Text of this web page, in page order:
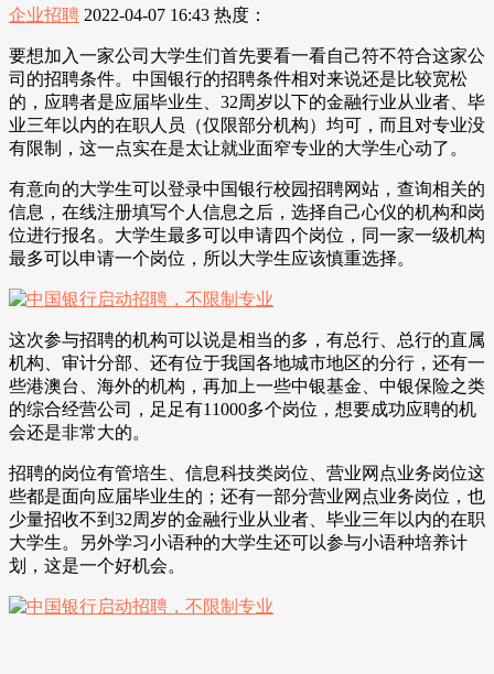
企业招聘 2022-04-07 16:43 热度：
要想加入一家公司大学生们首先要看一看自己符不符合这家公
司的招聘条件。中国银行的招聘条件相对来说还是比较宽松
的，应聘者是应届毕业生、32周岁以下的金融行业从业者、毕
业三年以内的在职人员（仅限部分机构）均可，而且对专业没
有限制，这一点实在是太让就业面窄专业的大学生心动了。
有意向的大学生可以登录中国银行校园招聘网站，查询相关的
信息，在线注册填写个人信息之后，选择自己心仪的机构和岗
位进行报名。大学生最多可以申请四个岗位，同一家一级机构
最多可以申请一个岗位，所以大学生应该慎重选择。
这次参与招聘的机构可以说是相当的多，有总行、总行的直属
机构、审计分部、还有位于我国各地城市地区的分行，还有一
些港澳台、海外的机构，再加上一些中银基金、中银保险之类
的综合经营公司，足足有11000多个岗位，想要成功应聘的机
会还是非常大的。
招聘的岗位有管培生、信息科技类岗位、营业网点业务岗位这
些都是面向应届毕业生的；还有一部分营业网点业务岗位，也
少量招收不到32周岁的金融行业从业者、毕业三年以内的在职
大学生。另外学习小语种的大学生还可以参与小语种培养计
划，这是一个好机会。